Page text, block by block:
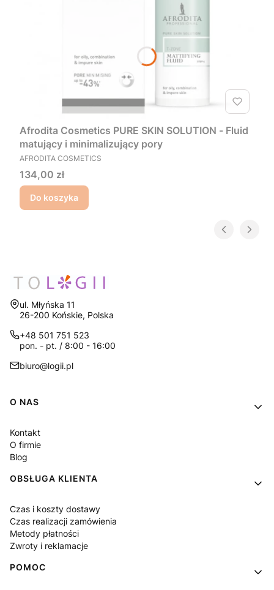
Afrodita Cosmetics PURE SKIN SOLUTION - Fluid
matujący i minimalizujący pory
PRODUCENT
AFRODITA COSMETICS
Cena
134,00 zł
Do koszyka
Adres:
ul. Młyńska 11
26-200 Końskie, Polska
+48 501 751 523
pon. - pt. / 8:00 - 16:00
biuro@logii.pl
Linki w stopce
O NAS
Kontakt
O firmie
Blog
OBSŁUGA KLIENTA
Czas i koszty dostawy
Czas realizacji zamówienia
Metody płatności
Zwroty i reklamacje
POMOC